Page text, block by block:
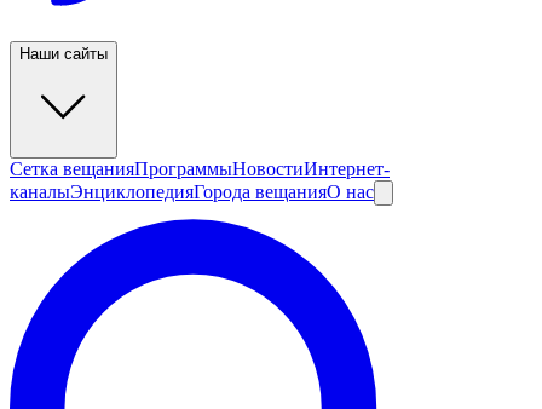
Наши сайты
Сетка вещанияПрограммыНовостиИнтернет-
каналыЭнциклопедияГорода вещанияО нас